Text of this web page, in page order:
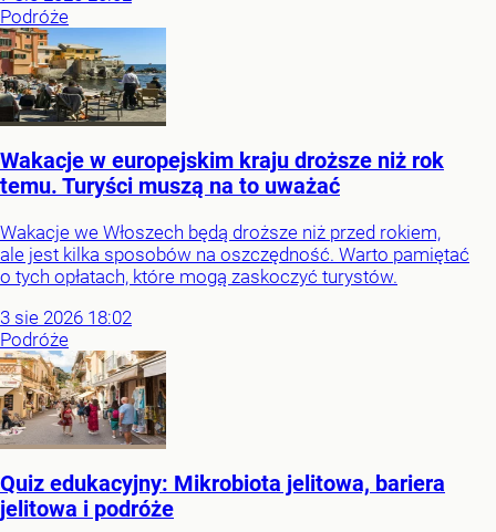
Podróże
Wakacje w europejskim kraju droższe niż rok
temu. Turyści muszą na to uważać
Wakacje we Włoszech będą droższe niż przed rokiem,
ale jest kilka sposobów na oszczędność. Warto pamiętać
o tych opłatach, które mogą zaskoczyć turystów.
3 sie 2026 18:02
Podróże
Quiz edukacyjny: Mikrobiota jelitowa, bariera
jelitowa i podróże